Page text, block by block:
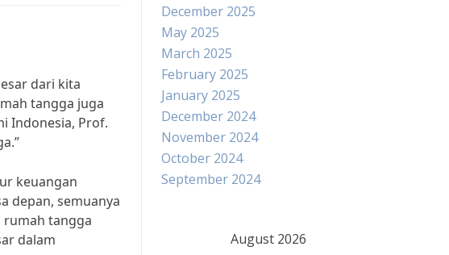
dari kita
tangga juga
Indonesia, Prof.
keuangan
depan, semuanya
rumah tangga
dalam
December 2025
May 2025
March 2025
February 2025
January 2025
December 2024
November 2024
October 2024
September 2024
August 2026